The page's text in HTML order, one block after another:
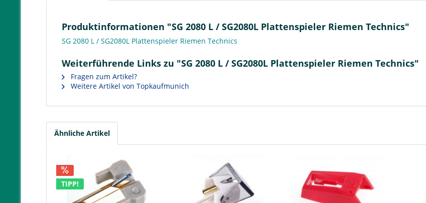
Produktinformationen "SG 2080 L / SG2080L Plattenspieler Riemen Technics"
SG 2080 L / SG2080L Plattenspieler Riemen Technics
Weiterführende Links zu "SG 2080 L / SG2080L Plattenspieler Riemen Technics"
Fragen zum Artikel?
Weitere Artikel von Topkaufmunich
Ähnliche Artikel
TIPP!